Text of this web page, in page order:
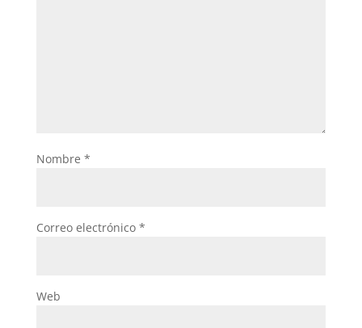
Nombre *
Correo electrónico *
Web